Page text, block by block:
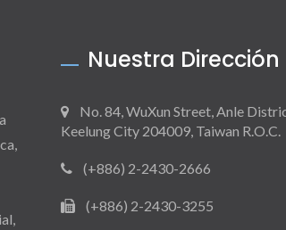
Nuestra Dirección
No. 84, WuXun Street, Anle
Keelung City 204009, Taiwan R.O.C.
(+886) 2-2430-2666
(+886) 2-2430-3255